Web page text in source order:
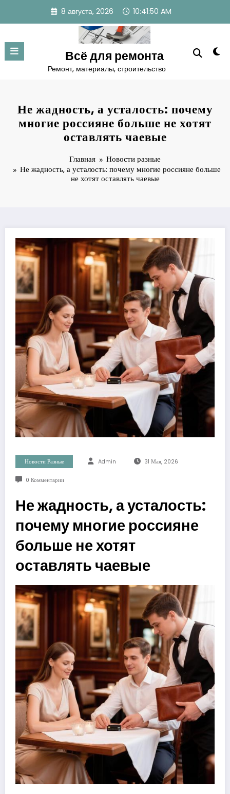
содержимому
8 августа, 2026 10:41:51 AM
Всё для ремонта
Ремонт, материалы, строительство
Не жадность, а усталость: почему
многие россияне больше не хотят
оставлять чаевые
Главная
Новости разные
Не жадность, а усталость: почему многие россияне больше
не хотят оставлять чаевые
Новости Разные Admin 31 Мая, 2026
0 Комментарии
Не жадность, а усталость:
почему многие россияне
больше не хотят
оставлять чаевые